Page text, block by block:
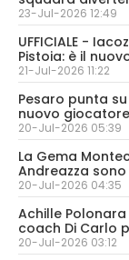
23-Jul-2026 12:49
UFFICIALE -
Pistoia: è il
21-Jul-2026 11:22
Pesaro punta
nuovo
20-Jul-2026 05:39
La Gema
Andreazza
20-Jul-2026 04:35
Achille
coach Di Carlo
20-Jul-2026 03:12